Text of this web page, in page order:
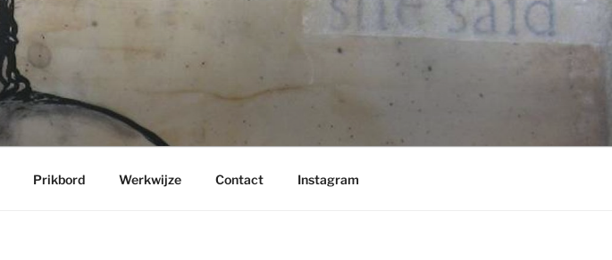
Prikbord Werkwijze Contact Instagram